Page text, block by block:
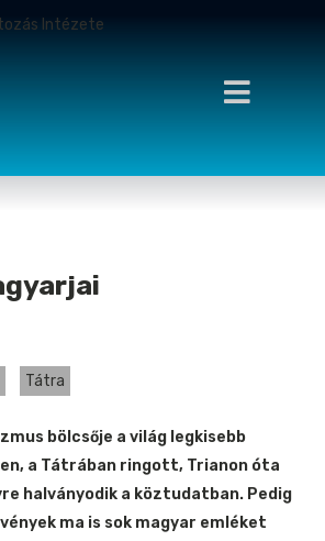
Tátra
bölcsője a világ legkisebb
a Tátrában ringott, Trianon óta
halványodik a köztudatban. Pedig
ma is sok magyar emléket